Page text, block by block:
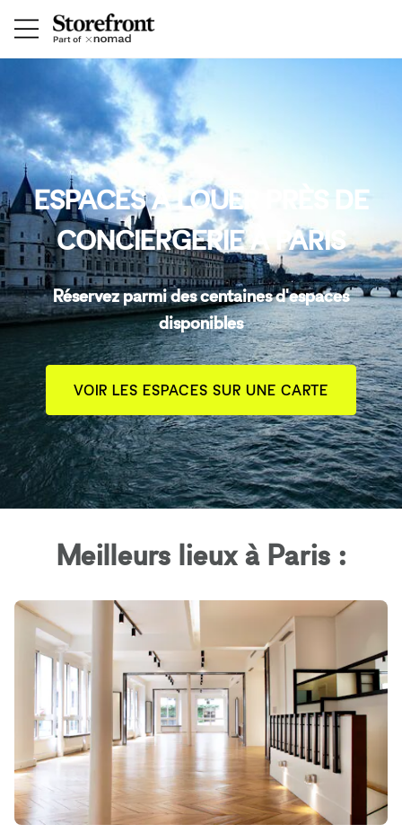
ESPACES À LOUER PRÈS DE
CONCIERGERIE À PARIS
Réservez parmi des centaines d'espaces
disponibles
VOIR LES ESPACES SUR UNE CARTE
Meilleurs lieux à Paris :